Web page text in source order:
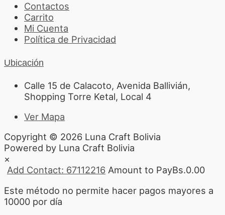
Contactos
Carrito
Mi Cuenta
Política de Privacidad
Ubicación
Calle 15 de Calacoto, Avenida Ballivián,
Shopping Torre Ketal, Local 4
Ver Mapa
Copyright © 2026 Luna Craft Bolivia
Powered by Luna Craft Bolivia
×
Add Contact: 67112216 Amount to PayBs.0.00
Este método no permite hacer pagos mayores a
10000 por día